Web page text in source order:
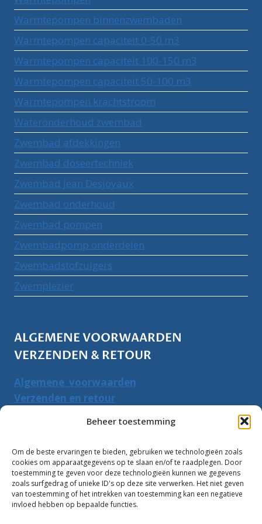
Beheer toestemming
Om de beste ervaringen te bieden, gebruiken we technologieën zoals
cookies om apparaatgegevens op te slaan en/of te raadplegen. Door
toestemming te geven voor deze technologieën kunnen we gegevens
zoals surfgedrag of unieke ID's op deze site verwerken. Het niet geven
van toestemming of het intrekken van toestemming kan een negatieve
invloed hebben op bepaalde functies.
Warmtepompen binnenzwembaden
Warmtepompen capaciteit 0-50 m3
Warmtepompen capaciteit 100-150 m3
Warmtepompen capaciteit 50-100 m3
Warmtepompen krachtstroom
Wateronderhoud zwembad
Zwembad afdekkingen
Zwembad doseertechniek
Zwembad Jean Desjoyaux
Zwembad onderhoud
Zwembad pompen
Zwembadpomp onderdelen
Zwembadstofzuigers
Zwemplezier
ALGEMENE VOORWAARDEN
VERZENDEN & RETOUR
Algemene voorwaarden
Verzenden en retour
PRODUCTEN ZOEKEN
Zoeken
naar:
Zoeken